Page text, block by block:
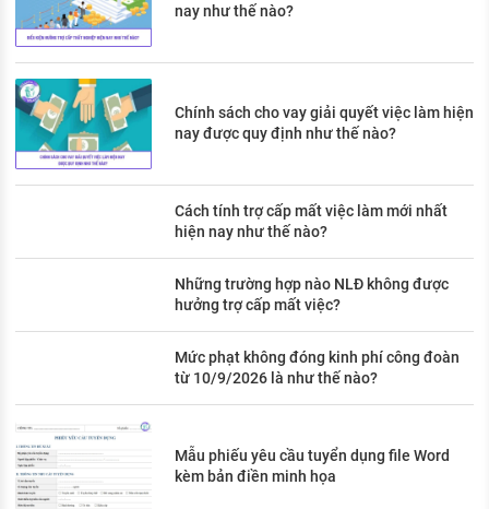
nay như thế nào?
Chính sách cho vay giải quyết việc làm hiện
nay được quy định như thế nào?
Cách tính trợ cấp mất việc làm mới nhất
hiện nay như thế nào?
Những trường hợp nào NLĐ không được
hưởng trợ cấp mất việc?
Mức phạt không đóng kinh phí công đoàn
từ 10/9/2026 là như thế nào?
Mẫu phiếu yêu cầu tuyển dụng file Word
kèm bản điền minh họa